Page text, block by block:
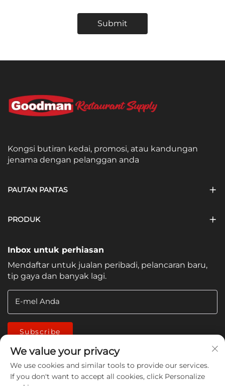
Submit
Kongsi butiran kedai, promosi, atau kandungan
jenama dengan pelanggan anda
PAUTAN PANTAS
PRODUK
Inbox untuk perhiasan
Mendaftar untuk jualan peribadi, pelancaran baru,
tip gaya dan banyak lagi.
E-mel Anda
Subscribe
We value your privacy
We use cookies and similar tools to provide our services.
If you don't want to accept all cookies, click Personalize